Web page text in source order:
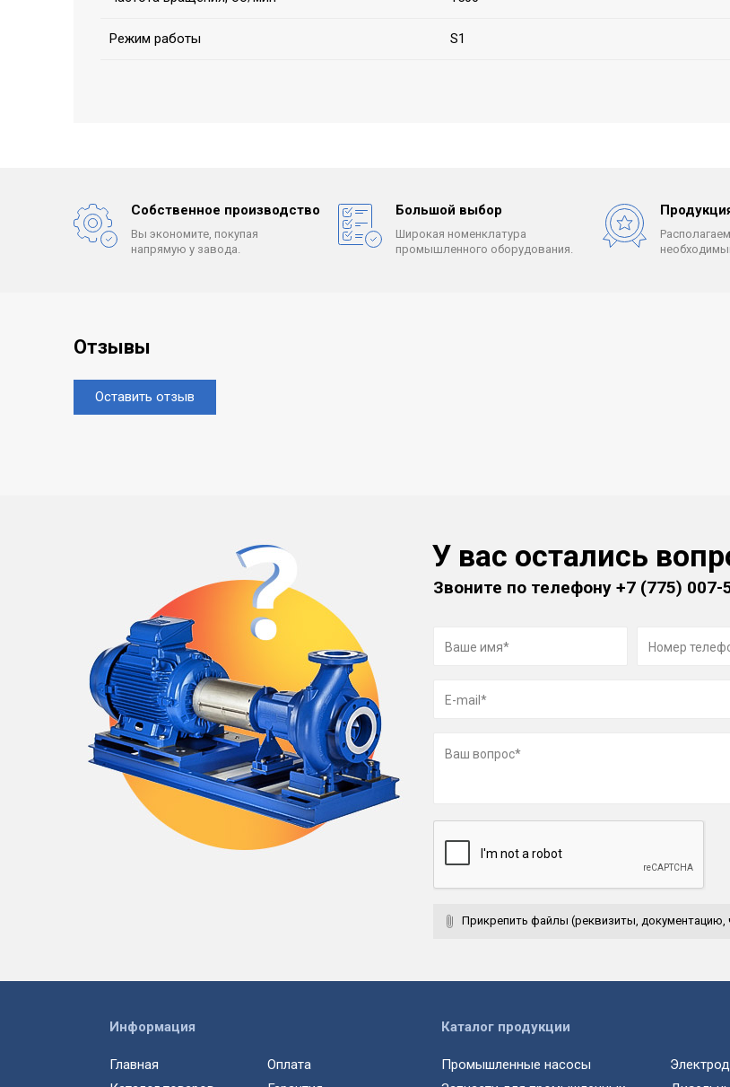
Режим работы S1
Собственное производство
Вы экономите, покупая
напрямую у завода.
Большой выбор
Широкая номенклатура
промышленного оборудования.
Отзывы
Оставить отзыв
У вас остались
Звоните по телефону+7 (775) 007-
Прикрепить файлы (реквизиты, документацию,
Информация
Главная
Оплата
Каталог продукции
Промышленные насосы